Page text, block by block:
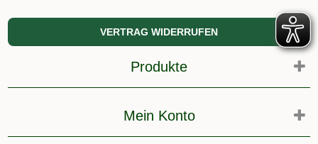
VERTRAG WIDERRUFEN
Produkte
Mein Konto